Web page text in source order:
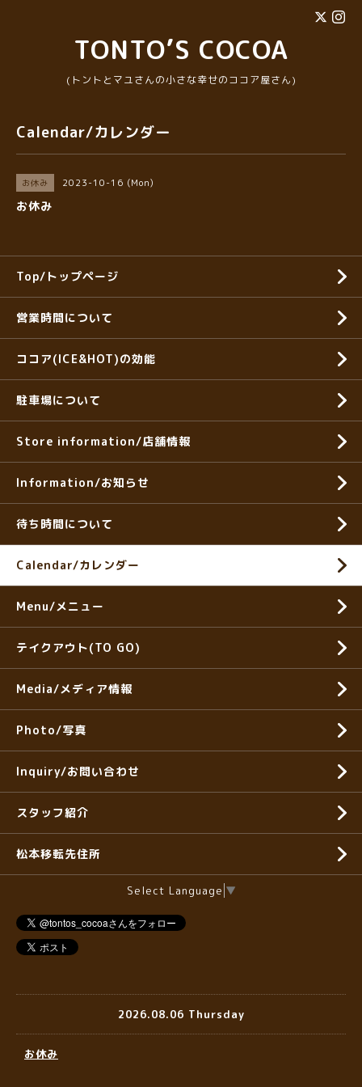
TONTO’S COCOA
(トントとマユさんの小さな幸せのココア屋さん)
Calendar/カレンダー
お休み 2023-10-16 (Mon)
お休み
Top/トップページ
営業時間について
ココア(ICE&HOT)の効能
駐車場について
Store information/店舗情報
Information/お知らせ
待ち時間について
Calendar/カレンダー
Menu/メニュー
テイクアウト(TO GO)
Media/メディア情報
Photo/写真
Inquiry/お問い合わせ
スタッフ紹介
松本移転先住所
Select Language ▼
2026.08.06 Thursday
お休み